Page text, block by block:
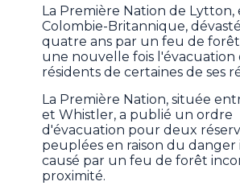
La Première Nation de Lytton,
Colombie-Britannique,
quatre ans par un feu de
une nouvelle fois l'évacuation
résidents de certaines de ses
La Première Nation, située
et Whistler, a publié un ordre
d'évacuation pour deux
peuplées en raison du danger
causé par un feu de forêt
proximité.